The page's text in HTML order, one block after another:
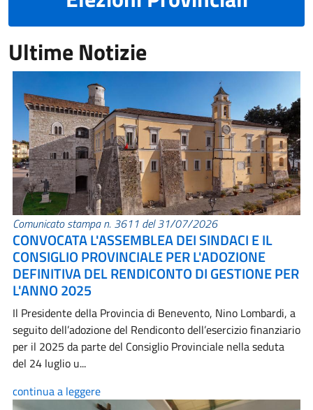
Ultime Notizie
Comunicato stampa n. 3611 del 31/07/2026
CONVOCATA L'ASSEMBLEA DEI SINDACI E IL
CONSIGLIO PROVINCIALE PER L'ADOZIONE
DEFINITIVA DEL RENDICONTO DI GESTIONE PER
L'ANNO 2025
Il Presidente della Provincia di Benevento, Nino Lombardi, a
seguito dell’adozione del Rendiconto dell’esercizio finanziario
per il 2025 da parte del Consiglio Provinciale nella seduta
del 24 luglio u...
continua a leggere